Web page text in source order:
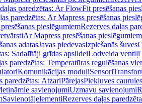
paredzētas: Ar FlowFit presēšanas
paredzētas: Ar Mapress presēšanas
pieslēgumiemRezerves daļas
Ar Mapress presēšanas pieslēgumiem
adatasJavas piedevasIzplešanās šuves
Sadalītāji grīdas apsildeiLodveida ventiļi
paredzētas: Temperatūras regulēšanas
Komunikācijas moduļiSensori
paredzētas: AtzariPārejasPiekļuves caurules
savienojumiUzmavu savienojumi
SavienotājelementiRezerves daļas